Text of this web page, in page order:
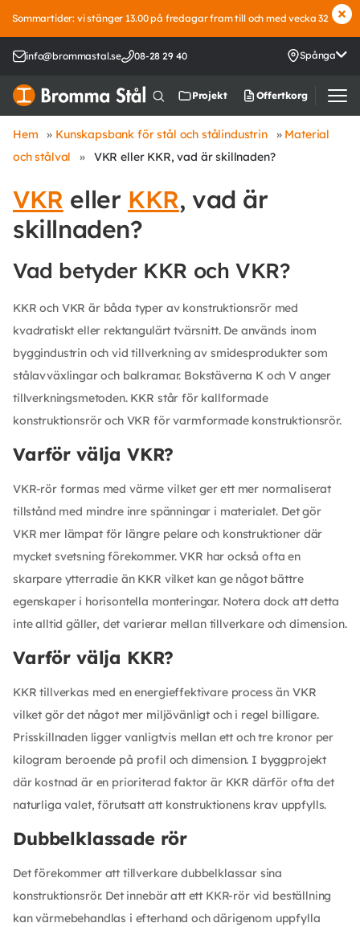
Sommartider: vi stänger 13.00 på fredagar fram till och med vecka 32
info@brommastal.se 08-28 29 40 Spånga
Projekt Offertkorg
Hem » Kunskapsbank för stål och stålindustrin » Material
och stålval
» VKR eller KKR, vad är skillnaden?
VKR eller KKR, vad är
skillnaden?
Vad betyder KKR och VKR?
KKR och VKR är båda typer av konstruktionsrör med
kvadratiskt eller rektangulärt tvärsnitt. De används inom
byggindustrin och vid tillverkning av smidesprodukter som
stålavväxlingar och balkramar. Bokstäverna K och V anger
tillverkningsmetoden. KKR står för kallformade
konstruktionsrör och VKR för varmformade konstruktionsrör.
Varför välja VKR?
VKR-rör formas med värme vilket ger ett mer normaliserat
tillstånd med mindre inre spänningar i materialet. Det gör
VKR mer lämpat för längre pelare och konstruktioner där
mycket svetsning förekommer. VKR har också ofta en
skarpare ytterradie än KKR vilket kan ge något bättre
egenskaper i horisontella monteringar. Notera dock att detta
inte alltid gäller, det varierar mellan tillverkare och dimension.
Varför välja KKR?
KKR tillverkas med en energieffektivare process än VKR
vilket gör det något mer miljövänligt och i regel billigare.
Prisskillnaden ligger vanligtvis mellan ett och tre kronor per
kilogram beroende på profil och dimension. I byggprojekt
där kostnad är en prioriterad faktor är KKR därför ofta det
naturliga valet, förutsatt att konstruktionens krav uppfylls.
Dubbelklassade rör
Det förekommer att tillverkare dubbelklassar sina
konstruktionsrör. Det innebär att ett KKR-rör vid beställning
kan värmebehandlas i efterhand och därigenom uppfylla